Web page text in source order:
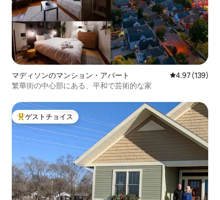
マディソンのマンション・アパート レビュー139
4.97 (139)
繁華街の中心部にある、平和で芸術的な家
大好評のゲストチョイスです。
ゲストチョイス